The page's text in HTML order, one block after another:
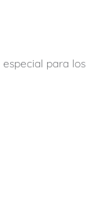
para los